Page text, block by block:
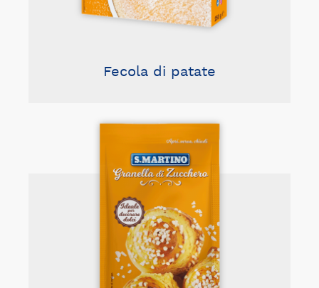
Fecola di patate